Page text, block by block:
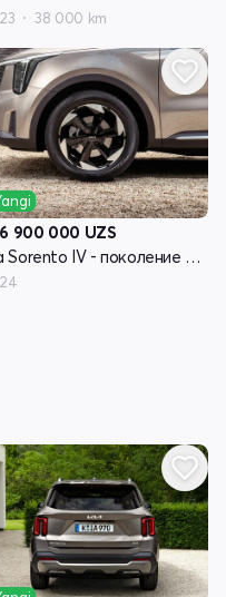
38 000 km
900 000 UZS
Kia Sorento IV - поколение рестайлинг